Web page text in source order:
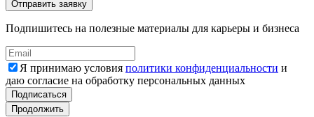
Подпишитесь на полезные материалы для карьеры и бизнеса
Я принимаю условия политики конфиденциальности и
даю согласие на обработку персональных данных
Подписаться
Продолжить